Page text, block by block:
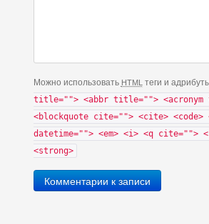
Можно использовать HTML теги и
title=""> <abbr title="">
<blockquote cite=""> <cite> <code>
datetime=""> <em> <i> <q cite="">
<strong>
Комментарии к записи